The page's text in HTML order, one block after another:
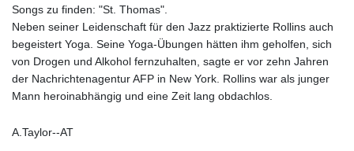
Songs zu finden: "St. Thomas".
Neben seiner Leidenschaft für den Jazz praktizierte Rollins auch
begeistert Yoga. Seine Yoga-Übungen hätten ihm geholfen, sich
von Drogen und Alkohol fernzuhalten, sagte er vor zehn Jahren
der Nachrichtenagentur AFP in New York. Rollins war als junger
Mann heroinabhängig und eine Zeit lang obdachlos.
A.Taylor--AT